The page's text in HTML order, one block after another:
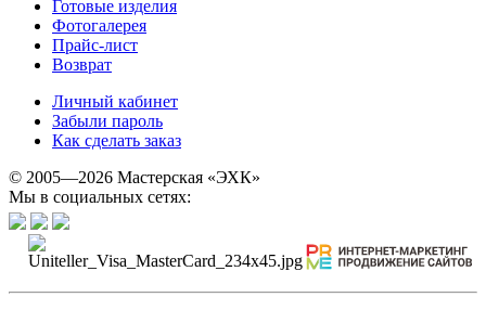
Готовые изделия
Фотогалерея
Прайс-лист
Возврат
Личный кабинет
Забыли пароль
Как сделать заказ
© 2005—2026 Мастерская «ЭХК»
Мы в социальных сетях: